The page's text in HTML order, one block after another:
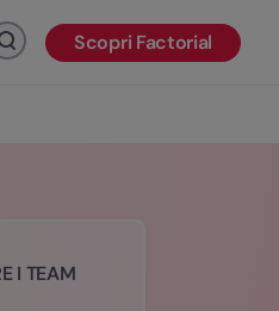
Fai clic per cercare
Scopri Factorial
I TEAM